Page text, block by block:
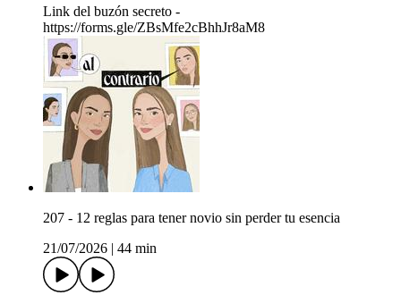
Link del buzón secreto -
https://forms.gle/ZBsMfe2cBhhJr8aM8
207 - 12 reglas para tener novio sin perder tu esencia
21/07/2026
44 min